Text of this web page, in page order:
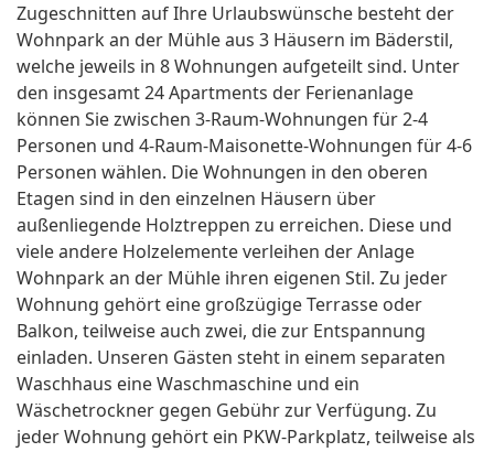
Zugeschnitten auf Ihre Urlaubswünsche besteht der
Wohnpark an der Mühle aus 3 Häusern im Bäderstil,
welche jeweils in 8 Wohnungen aufgeteilt sind. Unter
den insgesamt 24 Apartments der Ferienanlage
können Sie zwischen 3-Raum-Wohnungen für 2-4
Personen und 4-Raum-Maisonette-Wohnungen für 4-6
Personen wählen. Die Wohnungen in den oberen
Etagen sind in den einzelnen Häusern über
außenliegende Holztreppen zu erreichen. Diese und
viele andere Holzelemente verleihen der Anlage
Wohnpark an der Mühle ihren eigenen Stil. Zu jeder
Wohnung gehört eine großzügige Terrasse oder
Balkon, teilweise auch zwei, die zur Entspannung
einladen. Unseren Gästen steht in einem separaten
Waschhaus eine Waschmaschine und ein
Wäschetrockner gegen Gebühr zur Verfügung. Zu
jeder Wohnung gehört ein PKW-Parkplatz, teilweise als